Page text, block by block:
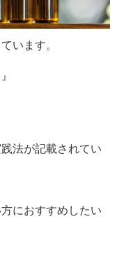
います。
法が記載されてい
におすすめしたい